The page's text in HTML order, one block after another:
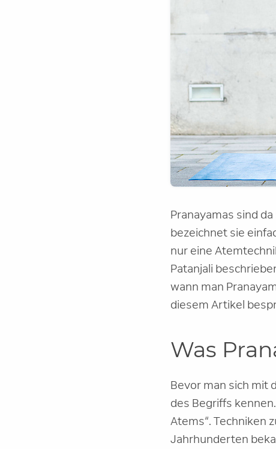
Pranayamas sind
bezeichnet sie
nur eine
Patanjali
wann man
diesem Artikel
Was
Bevor man sich mit
des Begriffs
Atems“. Techniken
Jahrhunderten